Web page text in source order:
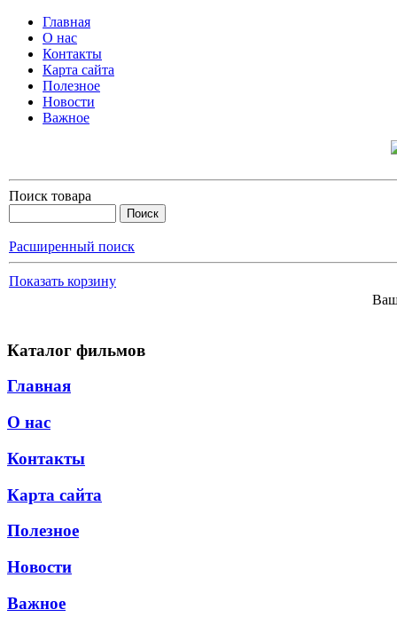
Главная
О нас
Контакты
Карта сайта
Полезное
Новости
Важное
Поиск товара
Расширенный поиск
Показать корзину
Каталог фильмов
Главная
О нас
Контакты
Карта сайта
Полезное
Новости
Важное